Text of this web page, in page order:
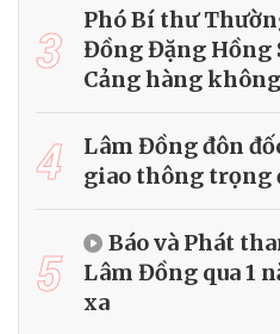
3
Phó Bí thư
Đồng Đặng Hồng
Cảng hàng
4
Lâm Đồng đôn
giao thông trọng
5
Báo và Phát
Lâm Đồng qua 1
xa